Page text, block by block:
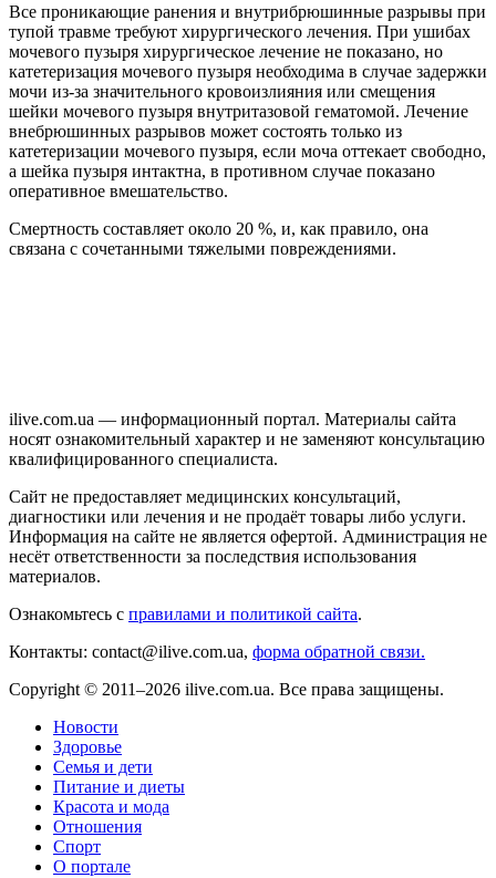
Все проникающие ранения и внутрибрюшинные разрывы при
тупой травме требуют хирургического лечения. При ушибах
мочевого пузыря хирургическое лечение не показано, но
катетеризация мочевого пузыря необходима в случае задержки
мочи из-за значительного кровоизлияния или смещения
шейки мочевого пузыря внутритазовой гематомой. Лечение
внебрюшинных разрывов может состоять только из
катетеризации мочевого пузыря, если моча оттекает свободно,
а шейка пузыря интактна, в противном случае показано
оперативное вмешательство.
Смертность составляет около 20 %, и, как правило, она
связана с сочетанными тяжелыми повреждениями.
ilive.com.ua — информационный портал. Материалы сайта
носят ознакомительный характер и не заменяют консультацию
квалифицированного специалиста.
Сайт не предоставляет медицинских консультаций,
диагностики или лечения и не продаёт товары либо услуги.
Информация на сайте не является офертой. Администрация не
несёт ответственности за последствия использования
материалов.
Ознакомьтесь с правилами и политикой сайта.
Контакты: contact@ilive.com.ua, форма обратной связи.
Copyright © 2011–2026 ilive.com.ua. Все права защищены.
Новости
Здоровье
Семья и дети
Питание и диеты
Красота и мода
Отношения
Спорт
О портале